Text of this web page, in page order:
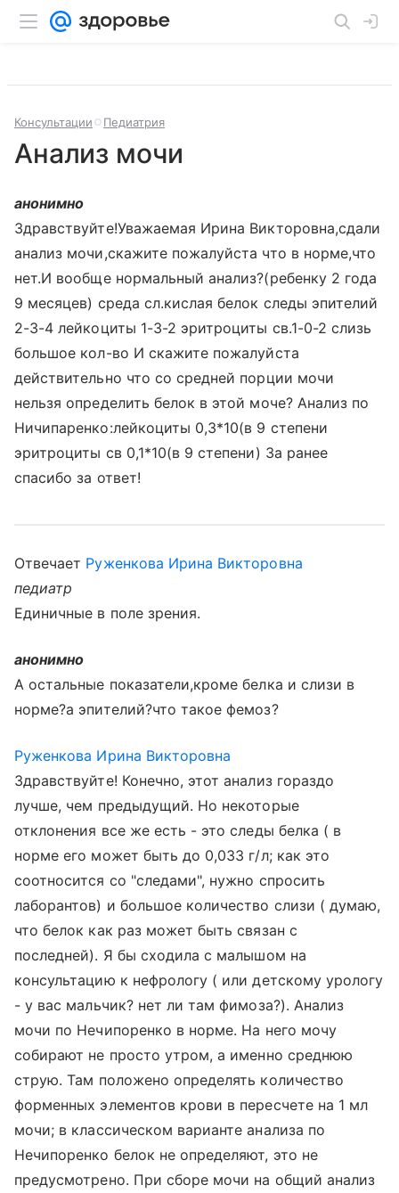
Консультации Педиатрия
Анализ мочи
анонимно
Здравствуйте!Уважаемая Ирина Викторовна,сдали
анализ мочи,скажите пожалуйста что в норме,что
нет.И вообще нормальный анализ?(ребенку 2 года
9 месяцев) среда сл.кислая белок следы эпителий
2-3-4 лейкоциты 1-3-2 эритроциты св.1-0-2 слизь
большое кол-во И скажите пожалуйста
действительно что со средней порции мочи
нельзя определить белок в этой моче? Анализ по
Ничипаренко:лейкоциты 0,3*10(в 9 степени
эритроциты св 0,1*10(в 9 степени) За ранее
спасибо за ответ!
Отвечает Руженкова Ирина Викторовна
педиатр
Единичные в поле зрения.
анонимно
А остальные показатели,кроме белка и слизи в
норме?а эпителий?что такое фемоз?
Руженкова Ирина Викторовна
Здравствуйте! Конечно, этот анализ гораздо
лучше, чем предыдущий. Но некоторые
отклонения все же есть - это следы белка ( в
норме его может быть до 0,033 г/л; как это
соотносится со "следами", нужно спросить
лаборантов) и большое количество слизи ( думаю,
что белок как раз может быть связан с
последней). Я бы сходила с малышом на
консультацию к нефрологу ( или детскому урологу
- у вас мальчик? нет ли там фимоза?). Анализ
мочи по Нечипоренко в норме. На него мочу
собирают не просто утром, а именно среднюю
струю. Там положено определять количество
форменных элементов крови в пересчете на 1 мл
мочи; в классическом варианте анализа по
Нечипоренко белок не определяют, это не
предусмотрено. При сборе мочи на общий анализ